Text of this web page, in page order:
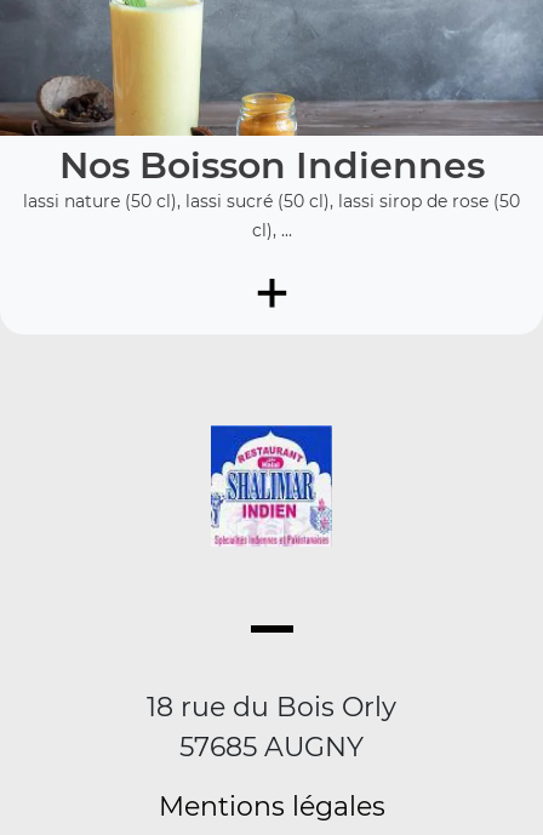
Nos Boisson Indiennes
lassi nature (50 cl), lassi sucré (50 cl), lassi sirop de rose (50
cl), ...
+
18 rue du Bois Orly
57685 AUGNY
Mentions légales